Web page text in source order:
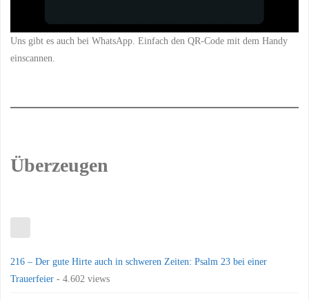
Uns gibt es auch bei WhatsApp. Einfach den QR-Code mit dem Handy
einscannen.
Überzeugen
216 – Der gute Hirte auch in schweren Zeiten: Psalm 23 bei einer
Trauerfeier - 4.602 views